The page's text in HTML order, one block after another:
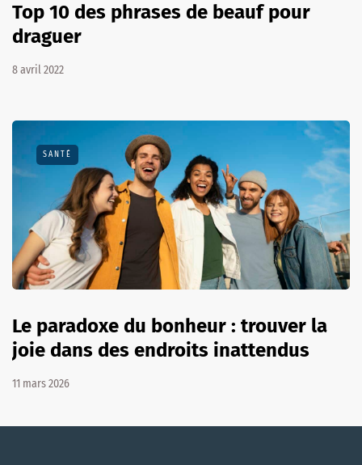
Top 10 des phrases de beauf pour
draguer
8 avril 2022
SANTÉ
Le paradoxe du bonheur : trouver la
joie dans des endroits inattendus
11 mars 2026